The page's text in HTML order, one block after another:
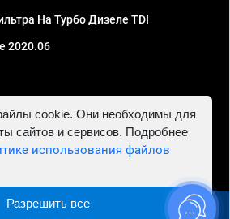
На Турбо Дизеле TDI
2020.06
ИНН 781302555843,
в Ставрополе - Автосервис
cookie. Они необходимы для
сайтов и сервисов. Подробнее
использования файлов
Разрешить все